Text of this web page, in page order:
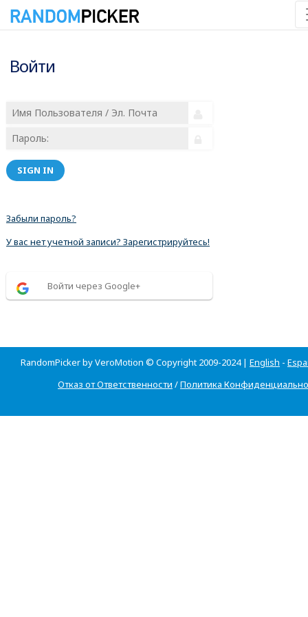
Войти
SIGN IN
Забыли пароль?
У вас нет учетной записи? Зарегистрируйтесь!
Войти через Google+
RandomPicker by VeroMotion © Copyright 2009-2024 | English -
Отказ от Ответственности /Политика